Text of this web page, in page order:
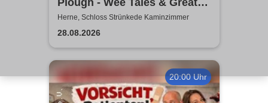
Tunes from Scotland
Herne, Schloss Strünkede Kaminzimmer
28.08.2026
20:00 Uhr